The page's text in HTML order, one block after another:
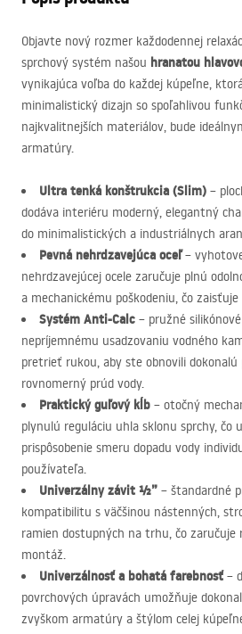
Objavte nový rozmer každodennej
sprchový systém našou hranatou
vynikajúca voľba do každej kúpeľne,
minimalistický dizajn so spoľahlivou
najkvalitnejších materiálov, bude
armatúry.
Ultra tenká konštrukcia (Slim) –
dodáva interiéru moderný, elegantný
do minimalistických a industriálnych
Pevná nehrdzavejúca oceľ–
nehrdzavejúcej ocele zaručuje plnú
a mechanickému poškodeniu, čo
Systém Anti-Calc – pružné
nepríjemnému usadzovaniu vodného
pretrieť rukou, aby ste obnovili dokonalú
rovnomerný prúd vody.
Praktický guľový kĺb – otočný
plynulú reguláciu uhla sklonu sprchy, čo
prispôsobenie smeru dopadu vody
používateľa.
Univerzálny závit ½” – štandardné
kompatibilitu s väčšinou nástenných,
ramien dostupných na trhu, čo zaručuje
montáž.
Univerzálnosť a bohatá farebnosť–
povrchových úpravách umožňuje
zvyškom armatúry a štýlom celej